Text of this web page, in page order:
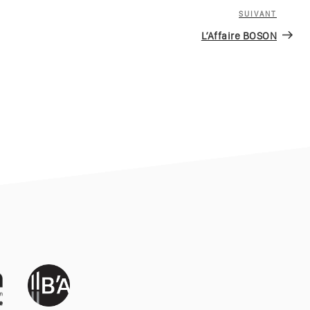
Article
SUIVANT
L’Affaire BOSON